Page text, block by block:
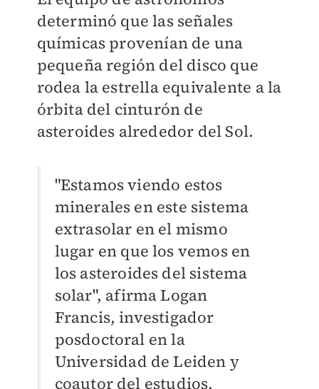
determinó que las señales
químicas provenían de una
pequeña región del disco que
rodea la estrella equivalente a la
órbita del cinturón de
asteroides alrededor del Sol.
"Estamos viendo estos
minerales en este sistema
extrasolar en el mismo
lugar en que los vemos en
los asteroides del sistema
solar", afirma Logan
Francis, investigador
posdoctoral en la
Universidad de Leiden y
coautor del estudios.